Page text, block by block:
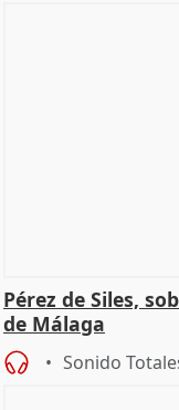
Pérez de Siles,
de Málaga
Sonido